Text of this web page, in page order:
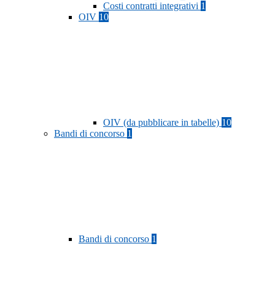
Costi contratti integrativi 1
OIV 10
OIV (da pubblicare in tabelle) 10
Bandi di concorso 1
Bandi di concorso 1